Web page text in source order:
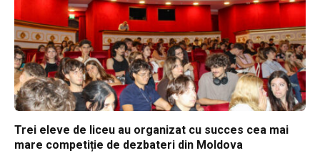
Trei eleve de liceu au organizat cu succes cea mai
mare competiție de dezbateri din Moldova